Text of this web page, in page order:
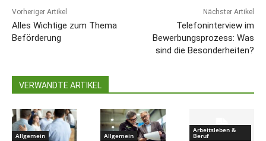
Vorheriger Artikel
Alles Wichtige zum Thema
Beförderung
Nächster Artikel
Telefoninterview im
Bewerbungsprozess: Was
sind die Besonderheiten?
VERWANDTE ARTIKEL
Allgemein Allgemein
Arbeitsleben &
Beruf